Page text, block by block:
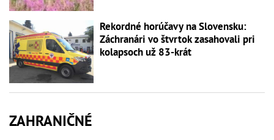
Rekordné horúčavy na Slovensku:
Záchranári vo štvrtok zasahovali pri
kolapsoch už 83-krát
ZAHRANIČNÉ